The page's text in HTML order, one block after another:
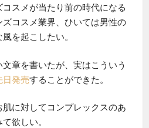
スメが当たり前の時代になる
コスメ業界、ひいては男性の
を起こしたい。
章を書いたが、実はこういう
日発売することができた。
に対してコンプレックスのあ
欲しい。